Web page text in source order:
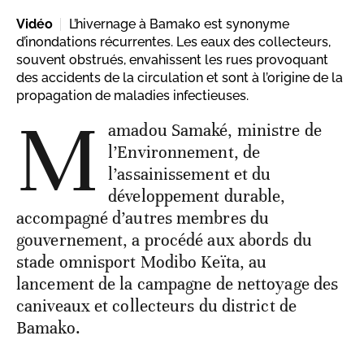
Vidéo
L’hivernage à Bamako est synonyme
d’inondations récurrentes. Les eaux des collecteurs,
souvent obstrués, envahissent les rues provoquant
des accidents de la circulation et sont à l’origine de la
propagation de maladies infectieuses.
M
amadou Samaké, ministre de
l’Environnement, de
l’assainissement et du
développement durable,
accompagné d’autres membres du
gouvernement, a procédé aux abords du
stade omnisport Modibo Keïta, au
lancement de la campagne de nettoyage des
caniveaux et collecteurs du district de
Bamako.